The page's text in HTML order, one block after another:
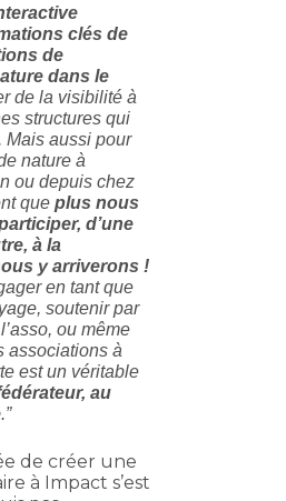
clés de
de
dans le
de la visibilité à
structures qui
Mais aussi pour
nature à
ou depuis chez
queplus nous
d’une
à la
y arriverons !
en tant que
soutenir par
ou même
associations à
est un véritable
au
.”
de créer une
à Impact s’est